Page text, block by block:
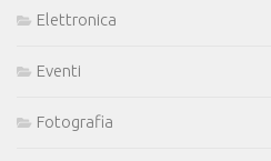
Elettronica
Eventi
Fotografia